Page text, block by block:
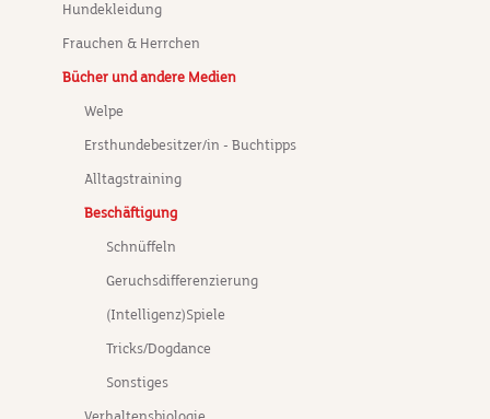
Hundekleidung
Frauchen & Herrchen
Bücher und andere Medien
Welpe
Ersthundebesitzer/in - Buchtipps
Alltagstraining
Beschäftigung
Schnüffeln
Geruchsdifferenzierung
(Intelligenz)Spiele
Tricks/Dogdance
Sonstiges